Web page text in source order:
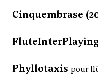
Cinquembrase
FluteInterPlaying
Phyllotaxis pour